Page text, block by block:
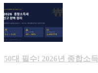
50대 필수! 2026년 종합소